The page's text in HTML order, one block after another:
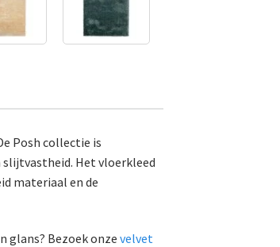
Posh collectie is
Het vloerkleed
materiaal en de
glans? Bezoek onzevelvet